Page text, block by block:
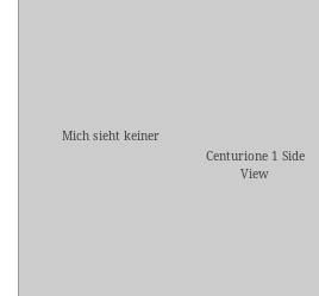
Mich sieht keiner
Centurione 1 Side
View